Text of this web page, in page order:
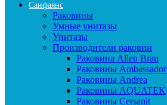
Санфаянс
Раковины
Умные унитазы
Унитазы
Производители раковин
Раковина Allen Brau
Раковины Ambassador
Раковины Andrea
Раковины AQUATEK
Раковины Cersanit